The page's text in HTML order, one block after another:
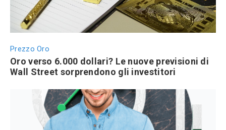
Prezzo Oro
Oro verso 6.000 dollari? Le nuove previsioni di
Wall Street sorprendono gli investitori